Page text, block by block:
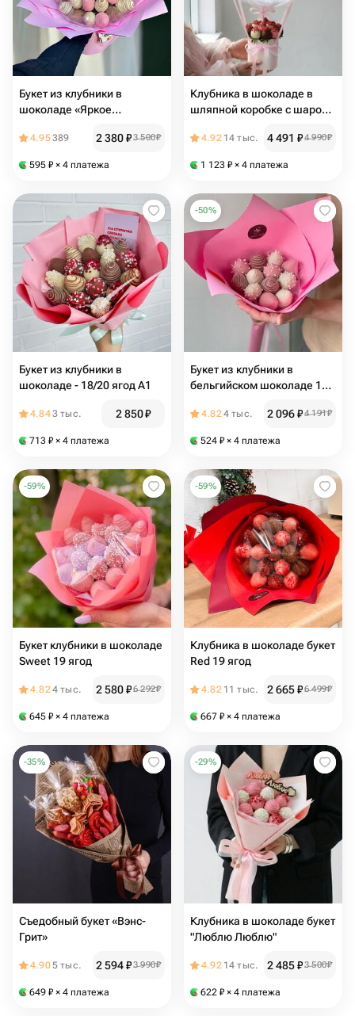
Букет из клубники в
шоколаде «Яркое
4.95389 2 380₽3 500₽
595 ₽ × 4 платежа
Клубника в шоколаде в
шляпной коробке с шаром "
4.92 14 тыс. 4 491 ₽4 990₽
1 123 ₽ × 4 платежа
Букет из клубники в
шоколаде - 18/20 ягод А1
4.843 тыс. 2 850₽
713 ₽ × 4 платежа
-50%
Букет из клубники в
бельгийском шоколаде 11-
4.824 тыс. 2 096₽4 191₽
524 ₽ × 4 платежа
-59%
Букет клубники в шоколаде
Sweet 19 ягод
4.824 тыс. 2 580₽6 292₽
645 ₽ × 4 платежа
-59%
Клубника в шоколаде букет
Red 19 ягод
4.82 11 тыс. 2 665₽6 499₽
667 ₽ × 4 платежа
-35%
Съедобный букет «Вэнс-
Грит»
4.905 тыс. 2 594₽3 990₽
649 ₽ × 4 платежа
-29%
Клубника в шоколаде букет
"Люблю Люблю"
4.92 14 тыс. 2 485₽3 500₽
622 ₽ × 4 платежа